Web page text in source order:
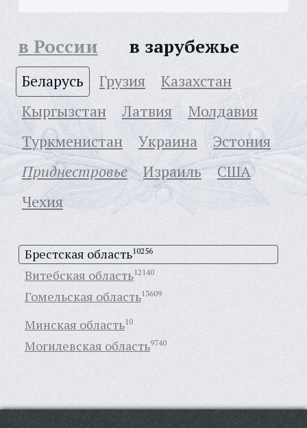
в России в зарубежье
Беларусь Грузия
Казахстан
Кыргызстан
Латвия
Молдавия
Туркменистан
Украина
Эстония
Приднестровье
Израиль
США
Чехия
Брестская область10256
Витебская область12140
Гомельская область13609
Минская область10
Могилевская область9740